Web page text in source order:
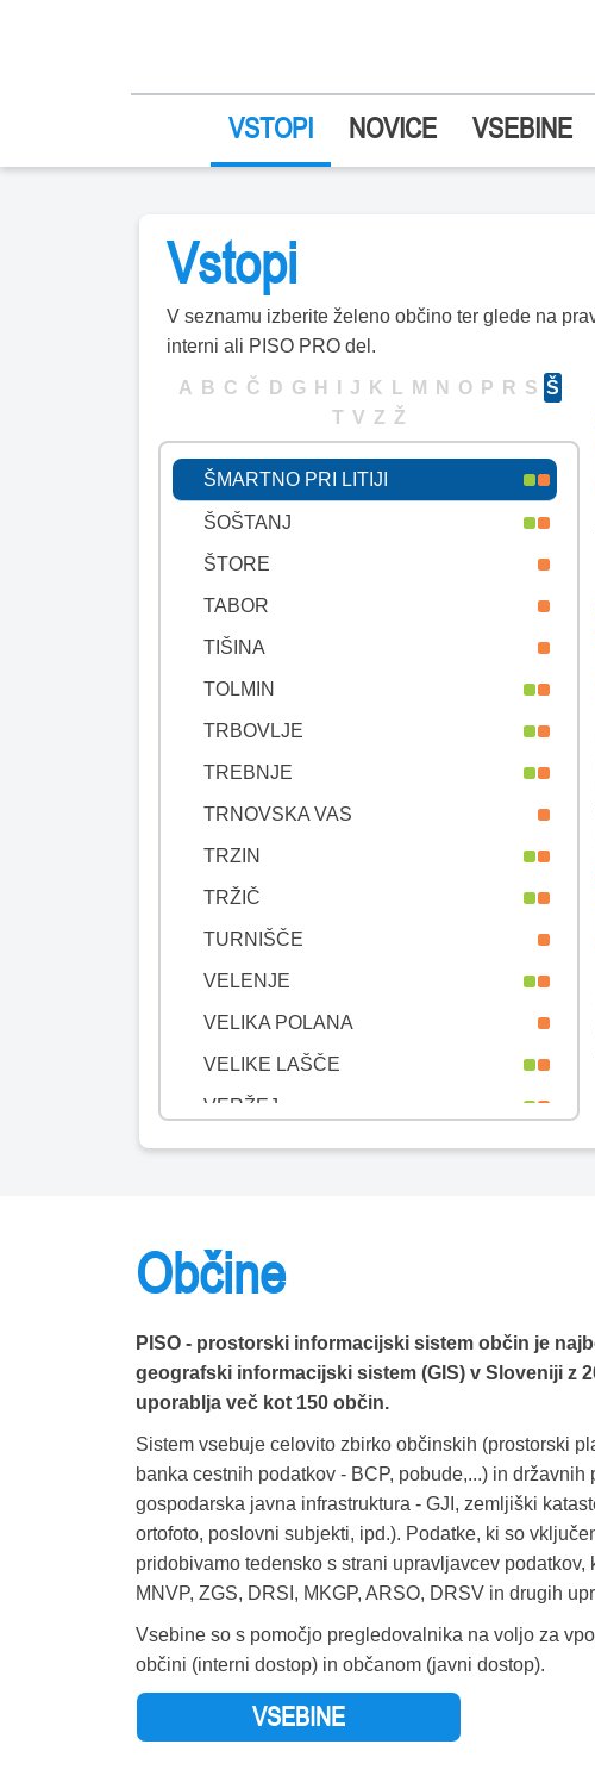
VSTOPI NOVICE VSEBINE
Vstopi
V seznamu izberite želeno občino ter glede na
interni ali PISO PRO del.
A B C Č D G H J K L M N O P R S Š
T V Z Ž
ŠKOFJA LOKA
ŠKOFLJICA
ŠMARJE PRI JELŠAH
ŠMARJEŠKE TOPLICE
ŠMARTNO OB PAKI
ŠMARTNO PRI LITIJI
ŠOŠTANJ
ŠTORE
TABOR
TIŠINA
TOLMIN
TRBOVLJE
TREBNJE
TRNOVSKA VAS
TRZIN
TRŽIČ
TURNIŠČE
VELENJE
VELIKA POLANA
VELIKE LAŠČE
VERŽEJ
VIDEM
VODICE
VRHNIKA
VUZENICA
ZAGORJE OB SAVI
ZAVRČ
ZREČE
ŽALEC
ŽELEZNIKI
ŽETALE
Občine
PISO - prostorski informacijski sistem občin je
geografski informacijski sistem (GIS) v Sloveniji z
uporablja več kot 150 občin.
Sistem vsebuje celovito zbirko občinskih (prostorski
banka cestnih podatkov - BCP, pobude,...) in državnih
gospodarska javna infrastruktura - GJI, zemljiški
ortofoto, poslovni subjekti, ipd.). Podatke, ki so
pridobivamo tedensko s strani upravljavcev podatkov,
MNVP, ZGS, DRSI, MKGP, ARSO, DRSV in drugih
Vsebine so s pomočjo pregledovalnika na voljo za
občini (interni dostop) in občanom (javni dostop).
VSEBINE